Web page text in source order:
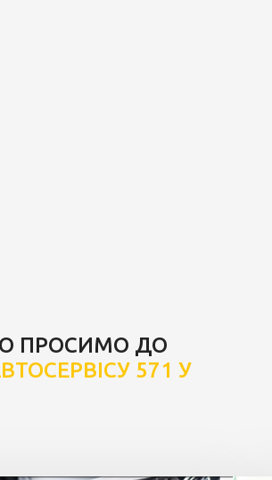
ПРОСИМО ДО
571 У